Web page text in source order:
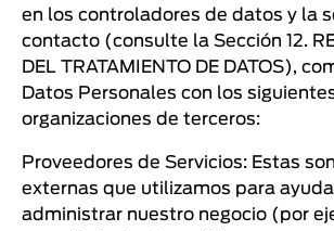
en los controladores de datos y la
contacto (consulte la Sección 12.
DEL TRATAMIENTO DE DATOS),
Datos Personales con los
organizaciones de terceros:
Proveedores de Servicios: Estas
externas que utilizamos para
administrar nuestro negocio (por